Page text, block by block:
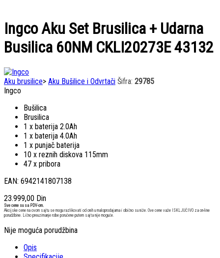
Ingco Aku Set Brusilica + Udarna
Busilica 60NM CKLI20273E 43132
Aku brusilice> Aku Bušilice i Odvrtači Šifra: 29785
Ingco
Bušilica
Brusilica
1 x baterija 2.0Ah
1 x baterija 4.0Ah
1 x punjač baterija
10 x reznih diskova 115mm
47 x pribora
EAN: 6942141807138
23.999,00 Din
Sve cene su sa PDV-om.
Akcijske cene na ovom sajtu se mogu razlikovati od onih u maloprodajama i obično su niže. Ove cene važe ISKLJUČIVO za on-line
porudžbine. Lično preuzimanje robe poručene putem sajta nije moguće.
Nije moguća porudžbina
Opis